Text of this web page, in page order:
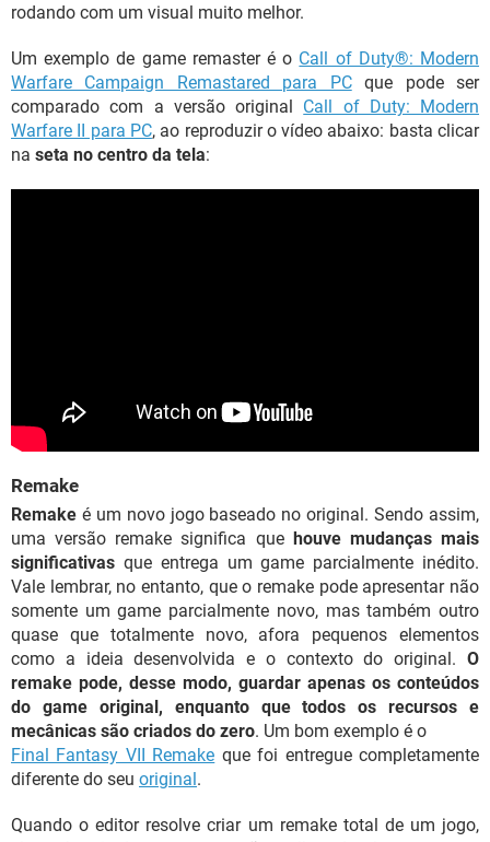
rodando com um visual muito melhor.
Um exemplo de game remaster é o Call of Duty®: Modern
Warfare Campaign Remastared para PCque pode ser
comparado com a versão original Call of Duty: Modern
Warfare II para PC, ao reproduzir o vídeo abaixo: basta clicar
na seta no centro da tela:
Remake
Remake é um novo jogo baseado no original. Sendo assim,
uma versão remake significa que houve mudanças mais
significativas que entrega um game parcialmente inédito.
Vale lembrar, no entanto, que o remake pode apresentar não
somente um game parcialmente novo, mas também outro
quase que totalmente novo, afora pequenos elementos
como a ideia desenvolvida e o contexto do original. O
remake pode, desse modo, guardar apenas os conteúdos
do game original, enquanto que todos os recursos e
mecânicas são criados do zero. Um bom exemplo é o
Final Fantasy VII Remake que foi entregue completamente
diferente do seu original.
Quando o editor resolve criar um remake total de um jogo,